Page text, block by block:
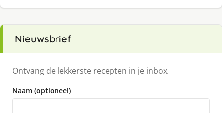
Nieuwsbrief
Ontvang de lekkerste recepten in je inbox.
Naam (optioneel)